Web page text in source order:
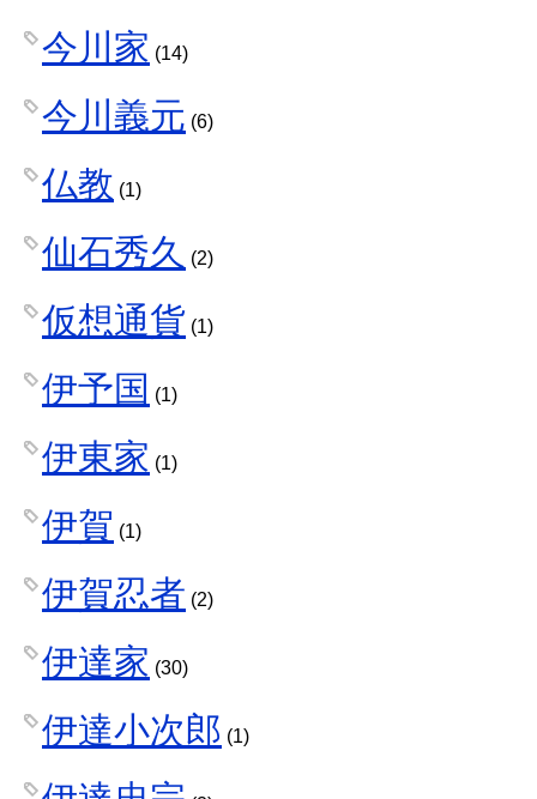
今川家 (14)
今川義元 (6)
仏教 (1)
仙石秀久 (2)
仮想通貨 (1)
伊予国 (1)
伊東家 (1)
伊賀 (1)
伊賀忍者 (2)
伊達家 (30)
伊達小次郎 (1)